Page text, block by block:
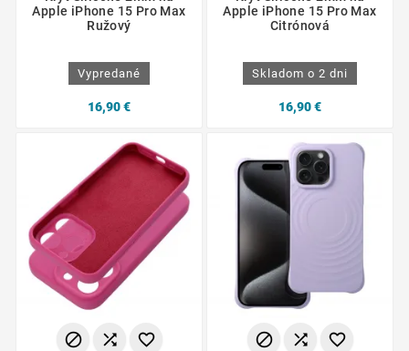
Apple iPhone 15 Pro Max
Ružový
Vypredané
16,90 €
Apple iPhone 15 Pro Max
Citrónová
Skladom o 2 dni
16,90 €
     